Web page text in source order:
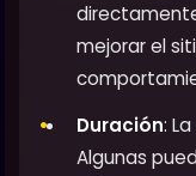
mejorar el
Duración:
Algunas